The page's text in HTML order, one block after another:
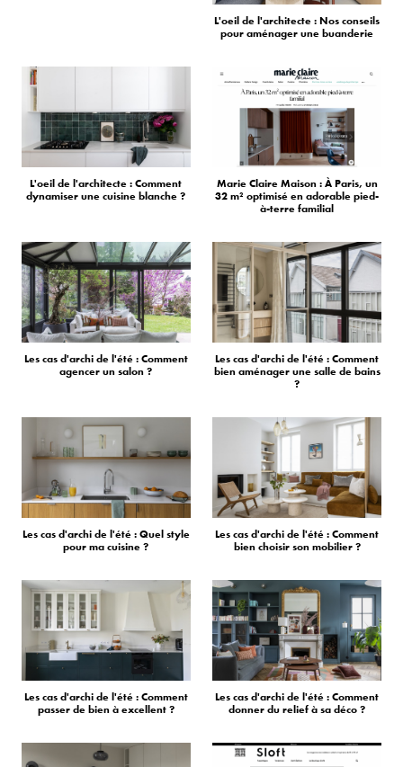
L'oeil de l'architecte : Nos conseils
pour aménager une buanderie
L'oeil de l'architecte : Comment
dynamiser une cuisine blanche ?
Marie Claire Maison : À Paris, un
32 m² optimisé en adorable pied-
à-terre familial
Les cas d'archi de l'été : Comment
agencer un salon ?
Les cas d'archi de l'été : Comment
bien aménager une salle de bains
?
Les cas d'archi de l'été : Quel style
pour ma cuisine ?
Les cas d'archi de l'été : Comment
bien choisir son mobilier ?
Les cas d'archi de l'été : Comment
passer de bien à excellent ?
Les cas d'archi de l'été : Comment
donner du relief à sa déco ?